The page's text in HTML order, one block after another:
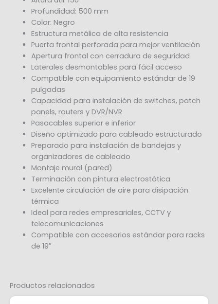
Profundidad: 500 mm
Color: Negro
Estructura metálica de alta resistencia
Puerta frontal perforada para mejor ventilación
Apertura frontal con cerradura de seguridad
Laterales desmontables para fácil acceso
Compatible con equipamiento estándar de 19
pulgadas
Capacidad para instalación de switches, patch
panels, routers y DVR/NVR
Pasacables superior e inferior
Diseño optimizado para cableado estructurado
Preparado para instalación de bandejas y
organizadores de cableado
Montaje mural (pared)
Terminación con pintura electrostática
Excelente circulación de aire para disipación
térmica
Ideal para redes empresariales, CCTV y
telecomunicaciones
Compatible con accesorios estándar para racks
de 19″
Productos relacionados